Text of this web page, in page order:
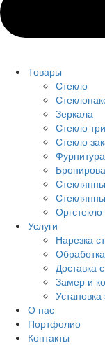
Товары
Стекло
Зеркала
Стекло
Стекло
Оргстекло
Услуги
Нарезка
Доставка
Замер и
Установка
О нас
Портфолио
Контакты